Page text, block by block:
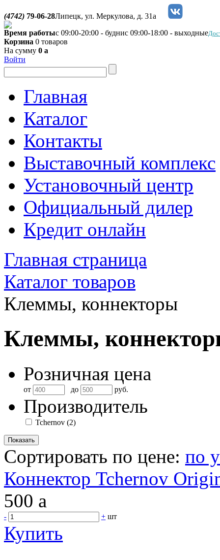
(4742) 79-06-28Липецк, ул. Меркулова, д. 31а
Время работыс 09:00-20:00 - буднис 09:00-18:00 - выходные
Корзина 0 товаров
На сумму 0 a
Войти
Главная
Каталог
Контакты
Выставочный комплекс
Установочный центр
Официальный дилер
Кредит онлайн
Главная страница
Каталог товаров
Клеммы, коннекторы
Клеммы,
Розничная цена
от до руб.
Производитель
Tchernov (2)
Сортировать по цене: по
Коннектор Tchernov
500 a
- + шт
Купить